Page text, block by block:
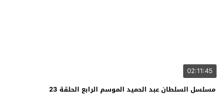
02:11:45
مسلسل السلطان عبد الحميد الموسم الرابع الحلقة 23